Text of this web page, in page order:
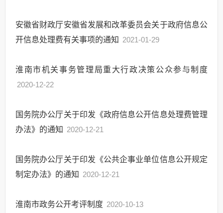
安徽省财政厅安徽省发展和改革委员会关于政府信息公
开信息处理费有关事项的通知 2021-01-29
淮南市机关事务管理局重大行政决策公众参与制度
2020-12-22
国务院办公厅关于印发《政府信息公开信息处理费管理
办法》的通知 2020-12-21
国务院办公厅关于印发《公共企事业单位信息公开规定
制定办法》的通知 2020-12-21
淮南市政务公开考评制度 2020-10-13